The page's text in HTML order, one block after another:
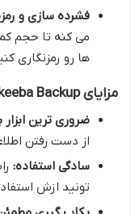
فشرده سازی و
می کنه تا حجم
ها رو رمزنگاری
مزایای Akeeba Backup:
ضروری ترین
از دست رفتن
سادگی استفاده:
تونید ازش